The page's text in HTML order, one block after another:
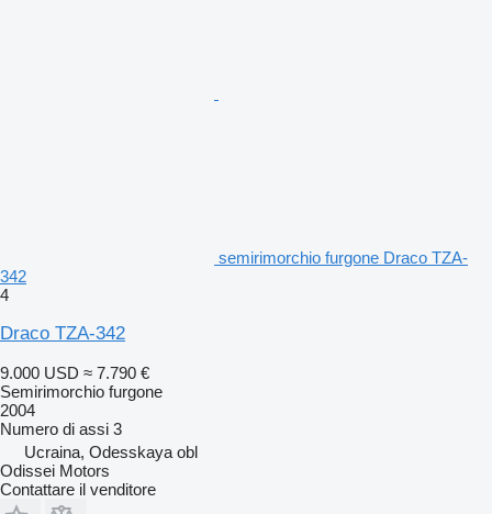
semirimorchio furgone Draco TZA-
342
4
Draco TZA-342
9.000 USD ≈ 7.790 €
Semirimorchio furgone
2004
Numero di assi 3
Ucraina, Odesskaya obl
Odissei Motors
Contattare il venditore